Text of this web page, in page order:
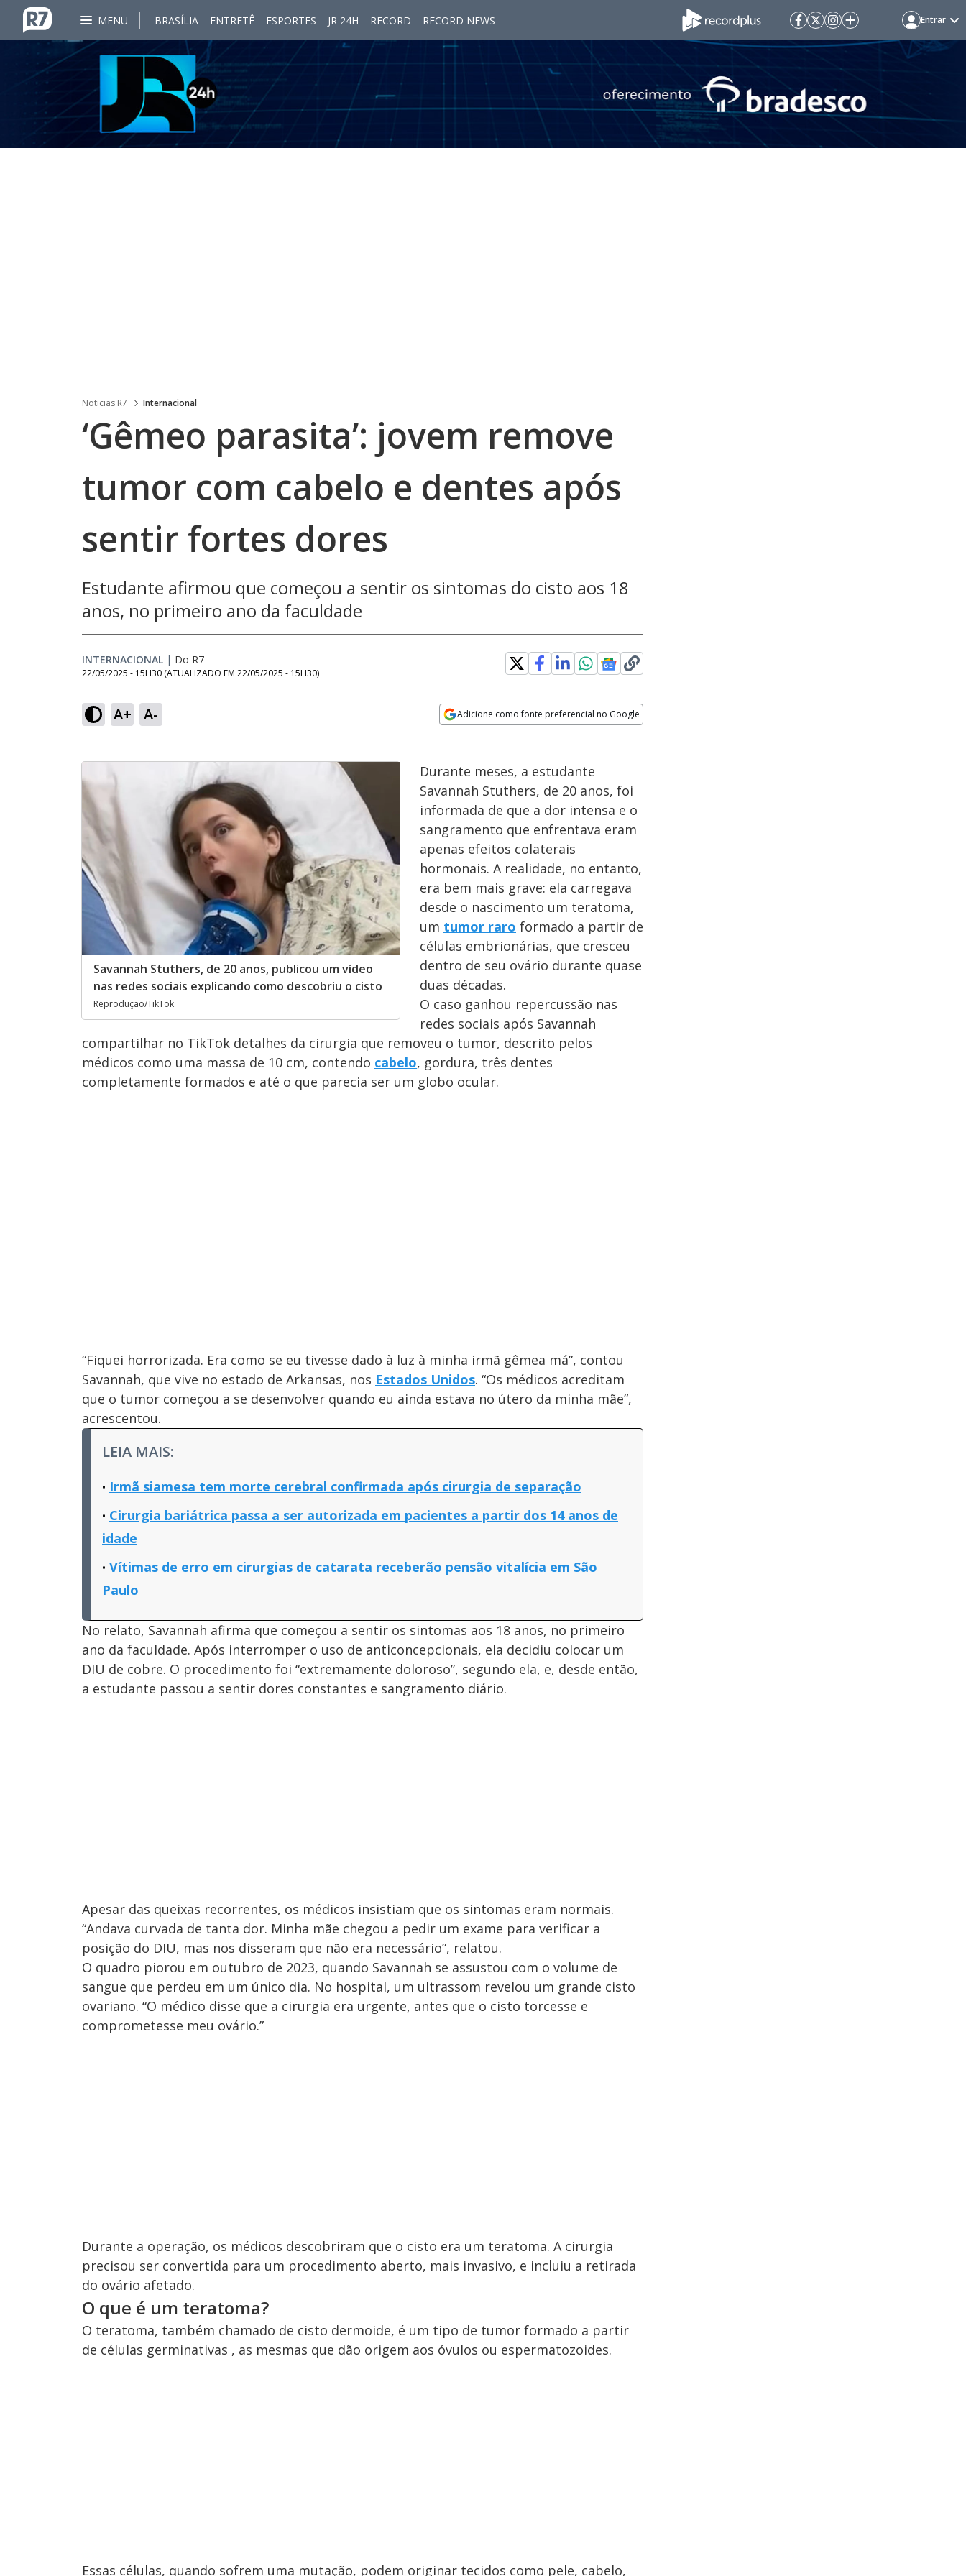
MENU BRASÍLIA ENTRETÊ ESPORTES JR 24H RECORD RECORD NEWS Entrar
Noticias R7 Internacional
‘Gêmeo parasita’: jovem remove
tumor com cabelo e dentes após
sentir fortes dores
Estudante afirmou que começou a sentir os sintomas do cisto aos 18
anos, no primeiro ano da faculdade
INTERNACIONAL | Do R7
22/05/2025 - 15H30 (ATUALIZADO EM 22/05/2025 - 15H30)
A+ A- Adicione como fonte preferencial no Google
Savannah Stuthers, de 20 anos, publicou um vídeo
nas redes sociais explicando como descobriu o cisto
Reprodução/TikTok
Durante meses, a estudante
Savannah Stuthers, de 20 anos, foi
informada de que a dor intensa e o
sangramento que enfrentava eram
apenas efeitos colaterais
hormonais. A realidade, no entanto,
era bem mais grave: ela carregava
desde o nascimento um teratoma,
um tumor raro formado a partir de
células embrionárias, que cresceu
dentro de seu ovário durante quase
duas décadas.
O caso ganhou repercussão nas
redes sociais após Savannah
compartilhar no TikTok detalhes da cirurgia que removeu o tumor, descrito pelos
médicos como uma massa de 10 cm, contendo cabelo, gordura, três dentes
completamente formados e até o que parecia ser um globo ocular.
“Fiquei horrorizada. Era como se eu tivesse dado à luz à minha irmã gêmea má”, contou
Savannah, que vive no estado de Arkansas, nos Estados Unidos. “Os médicos acreditam
que o tumor começou a se desenvolver quando eu ainda estava no útero da minha mãe”,
acrescentou.
LEIA MAIS:
Irmã siamesa tem morte cerebral confirmada após cirurgia de separação
Cirurgia bariátrica passa a ser autorizada em pacientes a partir dos 14 anos de
idade
Vítimas de erro em cirurgias de catarata receberão pensão vitalícia em São
Paulo
No relato, Savannah afirma que começou a sentir os sintomas aos 18 anos, no primeiro
ano da faculdade. Após interromper o uso de anticoncepcionais, ela decidiu colocar um
DIU de cobre. O procedimento foi “extremamente doloroso”, segundo ela, e, desde então,
a estudante passou a sentir dores constantes e sangramento diário.
Apesar das queixas recorrentes, os médicos insistiam que os sintomas eram normais.
“Andava curvada de tanta dor. Minha mãe chegou a pedir um exame para verificar a
posição do DIU, mas nos disseram que não era necessário”, relatou.
O quadro piorou em outubro de 2023, quando Savannah se assustou com o volume de
sangue que perdeu em um único dia. No hospital, um ultrassom revelou um grande cisto
ovariano. “O médico disse que a cirurgia era urgente, antes que o cisto torcesse e
comprometesse meu ovário.”
Durante a operação, os médicos descobriram que o cisto era um teratoma. A cirurgia
precisou ser convertida para um procedimento aberto, mais invasivo, e incluiu a retirada
do ovário afetado.
O que é um teratoma?
O teratoma, também chamado de cisto dermoide, é um tipo de tumor formado a partir
de células germinativas , as mesmas que dão origem aos óvulos ou espermatozoides.
Essas células, quando sofrem uma mutação, podem originar tecidos como pele, cabelo,